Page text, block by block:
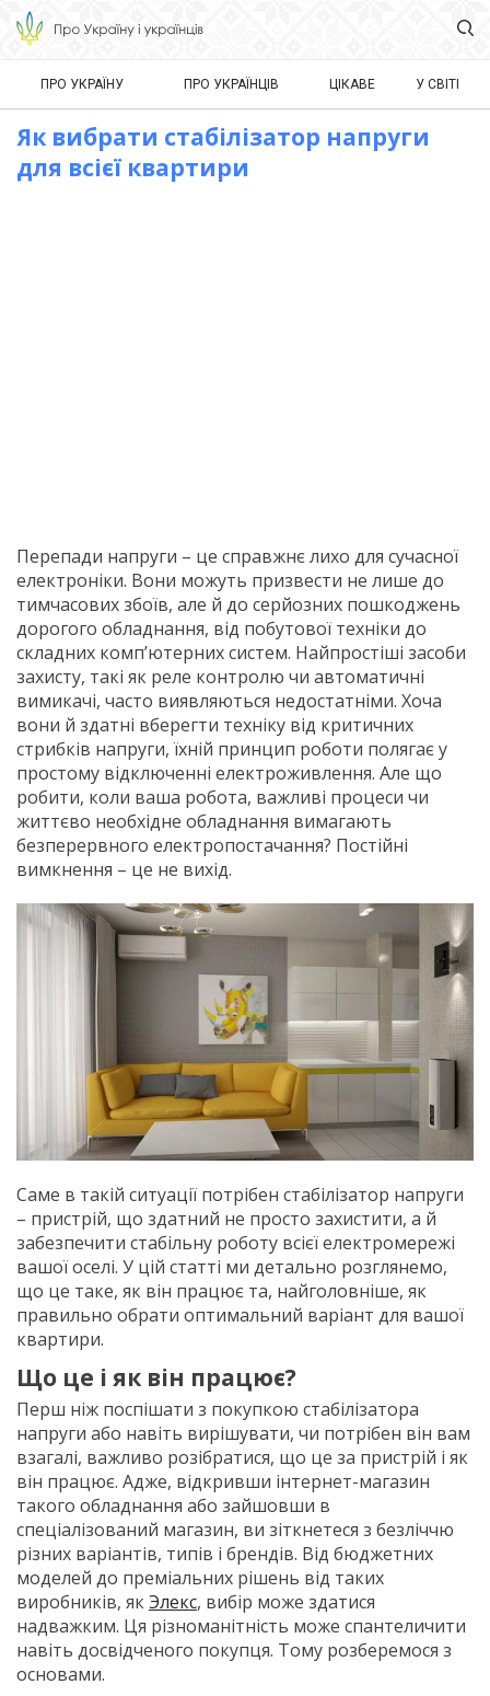
ПРО УКРАЇНУ ПРО УКРАЇНЦІВ ЦІКАВЕ У СВІТІ
Як вибрати стабілізатор напруги
для всієї квартири
Перепади напруги – це справжнє лихо для сучасної
електроніки. Вони можуть призвести не лише до
тимчасових збоїв, але й до серйозних пошкоджень
дорогого обладнання, від побутової техніки до
складних комп’ютерних систем. Найпростіші засоби
захисту, такі як реле контролю чи автоматичні
вимикачі, часто виявляються недостатніми. Хоча
вони й здатні вберегти техніку від критичних
стрибків напруги, їхній принцип роботи полягає у
простому відключенні електроживлення. Але що
робити, коли ваша робота, важливі процеси чи
життєво необхідне обладнання вимагають
безперервного електропостачання? Постійні
вимкнення – це не вихід.
Саме в такій ситуації потрібен стабілізатор напруги
– пристрій, що здатний не просто захистити, а й
забезпечити стабільну роботу всієї електромережі
вашої оселі. У цій статті ми детально розглянемо,
що це таке, як він працює та, найголовніше, як
правильно обрати оптимальний варіант для вашої
квартири.
Що це і як він працює?
Перш ніж поспішати з покупкою стабілізатора
напруги або навіть вирішувати, чи потрібен він вам
взагалі, важливо розібратися, що це за пристрій і як
він працює. Адже, відкривши інтернет-магазин
такого обладнання або зайшовши в
спеціалізований магазин, ви зіткнетеся з безліччю
різних варіантів, типів і брендів. Від бюджетних
моделей до преміальних рішень від таких
виробників, якЭлекс, вибір може здатися
надважким. Ця різноманітність може спантеличити
навіть досвідченого покупця. Тому розберемося з
основами.